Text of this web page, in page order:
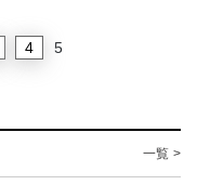
4 5
一覧 >